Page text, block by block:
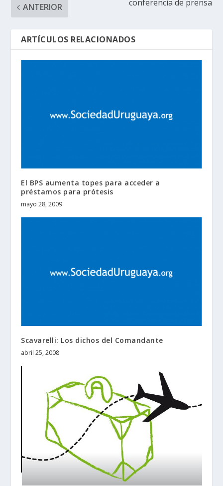
ANTERIOR
conferencia de prensa
ARTÍCULOS RELACIONADOS
El BPS aumenta topes para acceder a
préstamos para prótesis
mayo 28, 2009
Scavarelli: Los dichos del Comandante
abril 25, 2008